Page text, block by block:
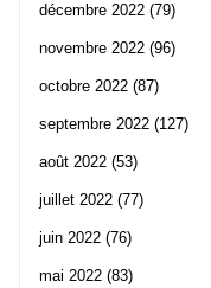
décembre 2022 (79)
novembre 2022 (96)
octobre 2022 (87)
septembre 2022 (127)
août 2022 (53)
juillet 2022 (77)
juin 2022 (76)
mai 2022 (83)